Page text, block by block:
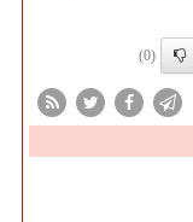
(0)